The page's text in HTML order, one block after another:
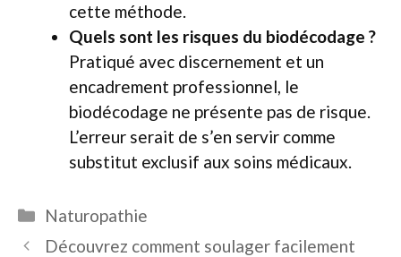
cette méthode.
Quels sont les risques du biodécodage ?
Pratiqué avec discernement et un
encadrement professionnel, le
biodécodage ne présente pas de risque.
L’erreur serait de s’en servir comme
substitut exclusif aux soins médicaux.
Catégories
Naturopathie
Découvrez comment soulager facilement